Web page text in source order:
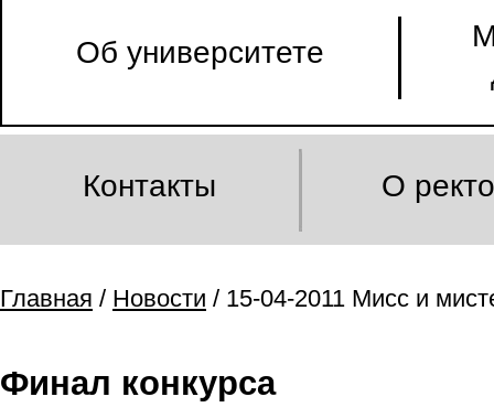
Об университете
Контакты О
Главная / Новости / 15-04-2011 Мисс и
Финал конкурса